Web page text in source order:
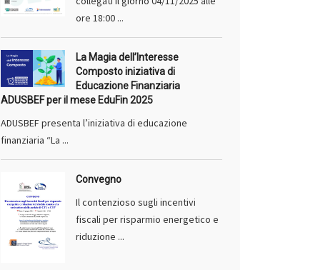
ore 18:00 ...
La Magia dell’Interesse
Composto iniziativa di
Educazione Finanziaria
ADUSBEF per il mese EduFin 2025
ADUSBEF presenta l’iniziativa di educazione
finanziaria “La ...
Convegno
Il contenzioso sugli incentivi
fiscali per risparmio energetico e
riduzione ...